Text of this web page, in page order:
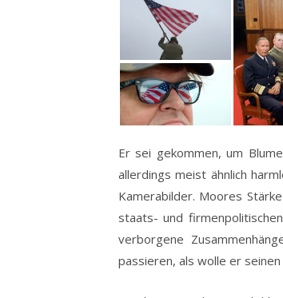
Er sei gekommen, um
allerdings meist ähnlich
Kamerabilder. Moores
staats- und
verborgene
passieren, als wolle er